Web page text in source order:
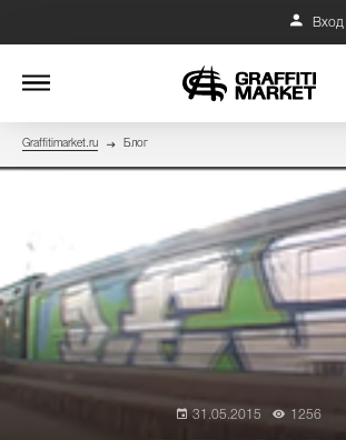
Вход
Graffitimarket.ru Блог
31.05.2015 1256